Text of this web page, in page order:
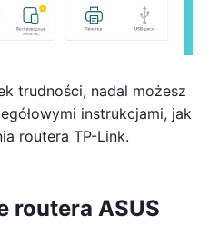
trudności, nadal możesz
instrukcjami, jak
routera TP-Link.
routera ASUS